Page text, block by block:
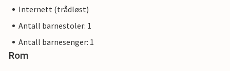
Internett (trådløst)
Antall barnestoler: 1
Antall barnesenger: 1
Rom